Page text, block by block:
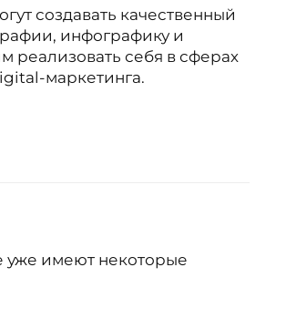
создавать качественный
инфографику и
реализовать себя в сферах
маркетинга.
уже имеют некоторые